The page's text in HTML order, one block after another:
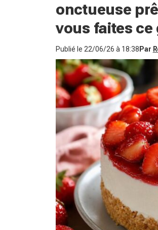
onctueuse
vous faites ce
Publié le 22/06/26 à 18:38 Par